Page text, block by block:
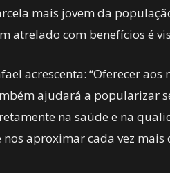
mais jovem da
atrelado com benefícios é
acrescenta: “Oferecer
ajudará a popularizar
na saúde e na
nos aproximar cada vez mais